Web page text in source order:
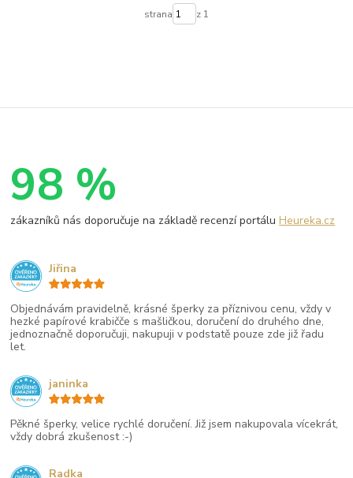
strana z 1
98 %
zákazníků nás doporučuje na základě recenzí portáluHeureka.cz
Objednávám pravidelně, krásné šperky za příznivou cenu, vždy v
hezké papírové krabičče s mašličkou, doručení do druhého dne,
jednoznačně doporučuji, nakupuji v podstatě pouze zde již řadu
let.
Jiřina
Pěkné šperky, velice rychlé doručení. Již jsem nakupovala vícekrát,
vždy dobrá zkušenost :-)
janinka
Radka